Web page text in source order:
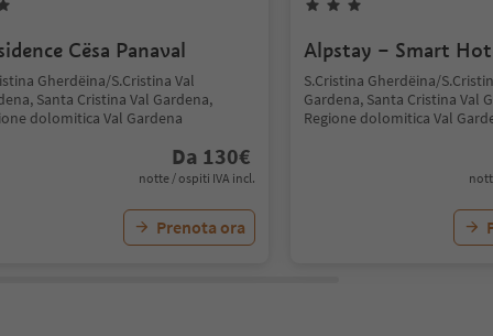
Cësa Panaval
Gherdëina/S.Cristina Val
Santa Cristina Val Gardena,
dolomitica Val Gardena
Da 130€
notte / ospiti IVA incl.
Prenota ora
Alpstay – Smart
S.Cristina Gherdëina/
Gardena, Santa Cristina Val
Regione dolomitica Val